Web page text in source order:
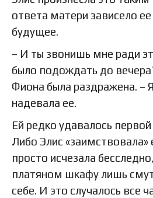
ответа матери зависело
будущее.
– И ты звонишь мне ради
было подождать до
Фиона была раздражена. –
надевала ее.
Ей редко удавалось
Либо Элис «заимствовала»
просто исчезала
платяном шкафу лишь
себе. И это случалось все